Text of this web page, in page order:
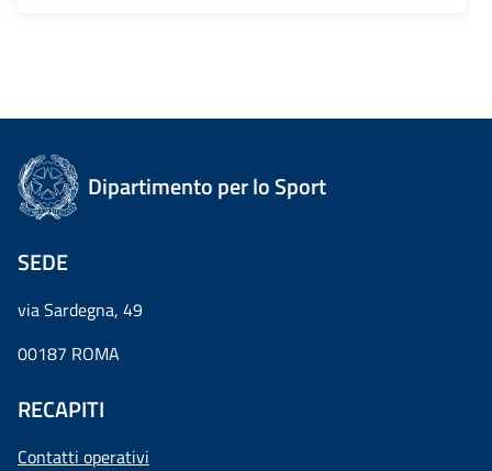
Dipartimento per lo Sport
SEDE
via Sardegna, 49
00187 ROMA
RECAPITI
Contatti operativi